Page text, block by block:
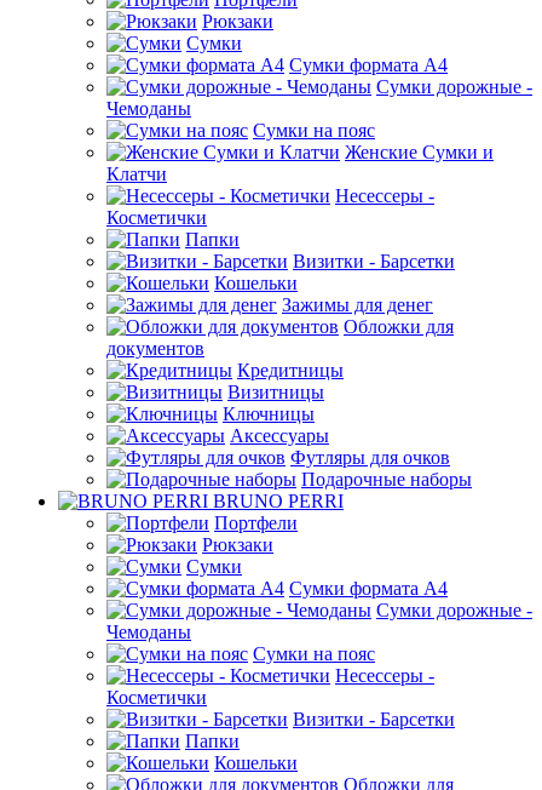
Рюкзаки
Сумки
Сумки формата А4
Сумки дорожные -
Чемоданы
Сумки на пояс
Женские Сумки и
Клатчи
Несессеры -
Косметички
Папки
Визитки - Барсетки
Кошельки
Зажимы для денег
Обложки для
документов
Кредитницы
Визитницы
Ключницы
Аксессуары
Футляры для очков
Подарочные наборы
BRUNO PERRI
Портфели
Рюкзаки
Сумки
Сумки формата А4
Сумки дорожные -
Чемоданы
Сумки на пояс
Несессеры -
Косметички
Визитки - Барсетки
Папки
Кошельки
Обложки для